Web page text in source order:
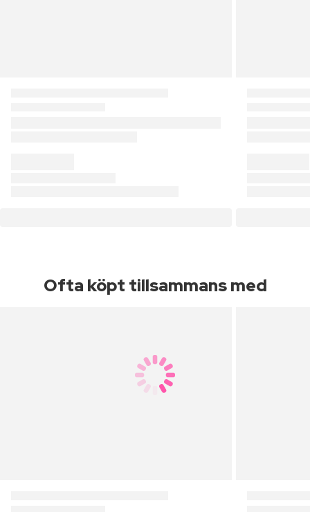
Ofta köpt tillsammans med